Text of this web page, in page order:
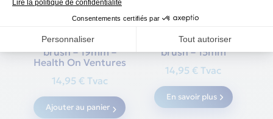
Brosse pour tuyaux
inoxydable oxyhero
brush – 19mm –
Health On Ventures
14,95 € Tvac
Ajouter au panier
Brosse pour tuyaux
inoxydable oxyhero
brush – 15mm
14,95€ Tvac
En savoir plus